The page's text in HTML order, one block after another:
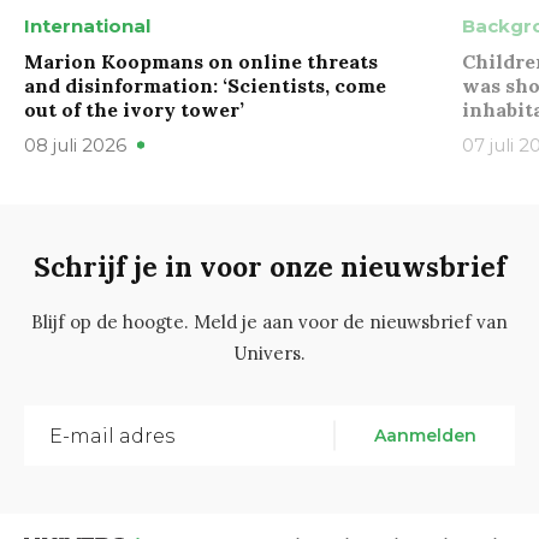
International
Marion Koopmans on online threats
and disinformation: ‘Scientists, come
out of the ivory tower’
08 juli 2026
was
07 juli
Schrijf je in voor onze nieuwsbrief
Blijf op de hoogte. Meld je aan voor de nieuwsbrief van
Univers.
Aanmelden